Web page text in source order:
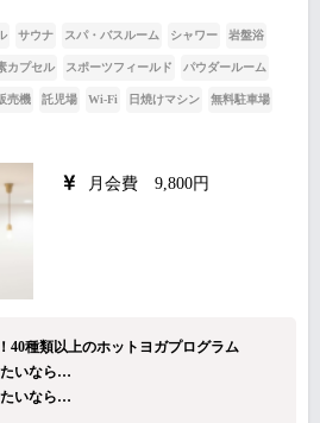
サウナ スパ・バスルーム シャワー 岩盤浴
カプセル スポーツフィールド パウダールーム
売機 託児場 Wi-Fi 日焼けマシン 無料駐車場
月会費 9,800円
40種類以上のホットヨガプログラム
いなら…
いなら…